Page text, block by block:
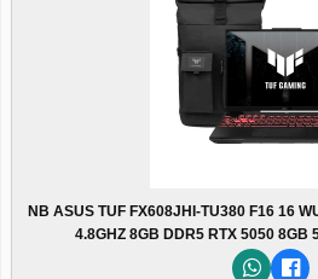
NB ASUS TUF FX608JHI-TU380 F16 16
4.8GHZ 8GB DDR5 RTX 5050 8GB